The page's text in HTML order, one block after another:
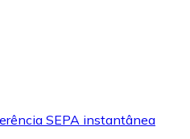
SEPA instantânea